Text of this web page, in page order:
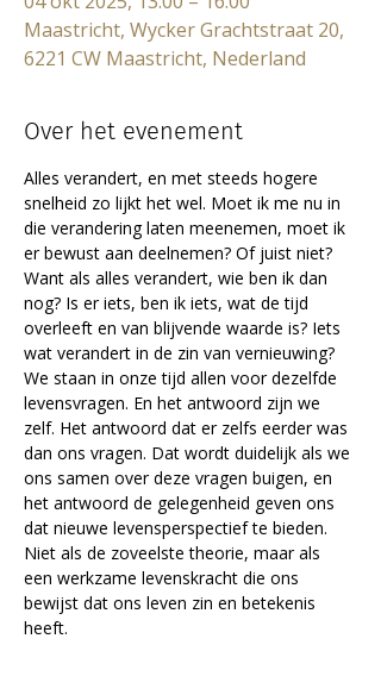
Maastricht, Wycker Grachtstraat 20,
6221 CW Maastricht, Nederland
Over het evenement
Alles verandert, en met steeds hogere
snelheid zo lijkt het wel. Moet ik me nu in
die verandering laten meenemen, moet ik
er bewust aan deelnemen? Of juist niet?
Want als alles verandert, wie ben ik dan
nog? Is er iets, ben ik iets, wat de tijd
overleeft en van blijvende waarde is? Iets
wat verandert in de zin van vernieuwing?
We staan in onze tijd allen voor dezelfde
levensvragen. En het antwoord zijn we
zelf. Het antwoord dat er zelfs eerder was
dan ons vragen. Dat wordt duidelijk als we
ons samen over deze vragen buigen, en
het antwoord de gelegenheid geven ons
dat nieuwe levensperspectief te bieden.
Niet als de zoveelste theorie, maar als
een werkzame levenskracht die ons
bewijst dat ons leven zin en betekenis
heeft.